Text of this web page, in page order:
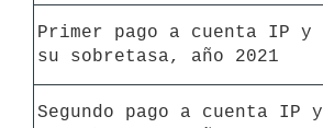
Primer pago a cuenta IP y
su sobretasa, año 2021
Segundo pago a cuenta IP y